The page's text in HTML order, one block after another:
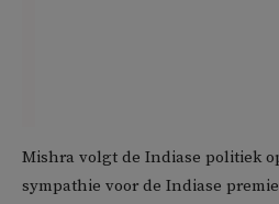
Mishra volgt de Indiase politiek
sympathie voor de Indiase